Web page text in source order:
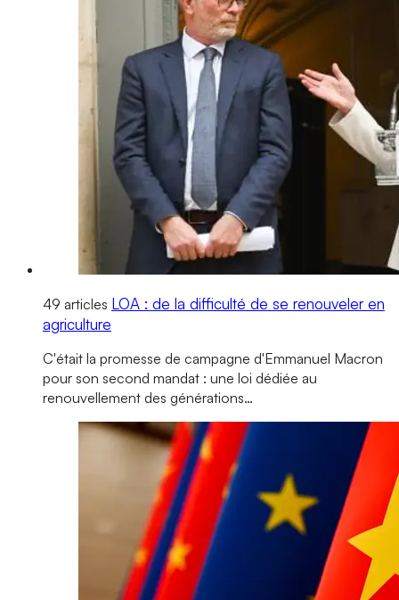
49 articles LOA : de la difficulté de se renouveler en
agriculture
C'était la promesse de campagne d'Emmanuel Macron
pour son second mandat : une loi dédiée au
renouvellement des générations…